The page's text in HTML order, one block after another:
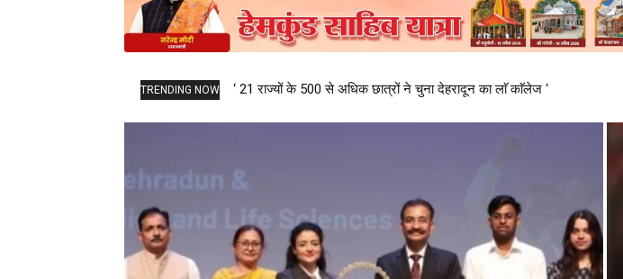
TRENDING NOW ‘ 21 राज्यों के 500 से अधिक छात्रों ने चुना देहरादून का लाॅ काॅलेज ‘